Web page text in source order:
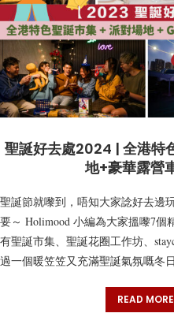
聖誕好去處2024 | 全港特
地+豪華露營
聖誕節就嚟到，唔知大家諗好去邊
要～ Holimood 小編為大家搵嚟7個
有聖誕市集、聖誕花圈工作坊、
過一個暖笠笠又充滿聖誕氣氛嘅冬
READ MORE